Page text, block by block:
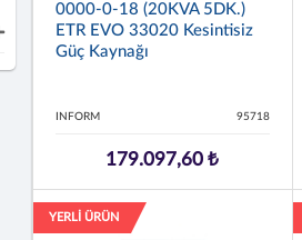
0000-0-18 (20KVA 5DK.)
ETR EVO 33020 Kesintisiz
Güç Kaynağı
INFORM 95718
179.097,60 ₺
YERLİ ÜRÜN